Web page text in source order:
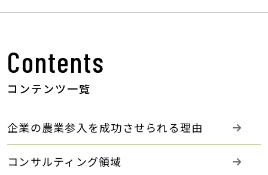
Contents
コンテンツ一覧
企業の農業参入を成功させられる理由
コンサルティング領域